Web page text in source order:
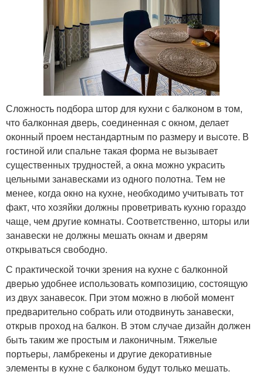
Сложность подбора штор для кухни с балконом в том,
что балконная дверь, соединенная с окном, делает
оконный проем нестандартным по размеру и высоте. В
гостиной или спальне такая форма не вызывает
существенных трудностей, а окна можно украсить
цельными занавесками из одного полотна. Тем не
менее, когда окно на кухне, необходимо учитывать тот
факт, что хозяйки должны проветривать кухню гораздо
чаще, чем другие комнаты. Соответственно, шторы или
занавески не должны мешать окнам и дверям
открываться свободно.
С практической точки зрения на кухне с балконной
дверью удобнее использовать композицию, состоящую
из двух занавесок. При этом можно в любой момент
предварительно собрать или отодвинуть занавески,
открыв проход на балкон. В этом случае дизайн должен
быть таким же простым и лаконичным. Тяжелые
портьеры, ламбрекены и другие декоративные
элементы в кухне с балконом будут только мешать.